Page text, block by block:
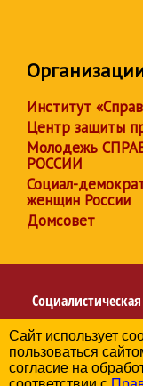
Институт
Центр защиты
Молодежь
РОССИИ
Социал-
женщин России
Домсовет
Сайт использует
пользоваться
согласие на